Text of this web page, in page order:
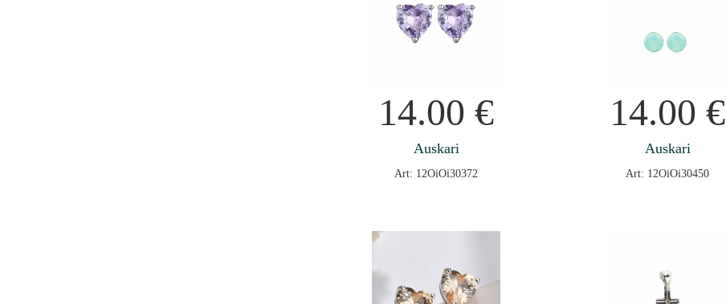
14.00€
Auskari
Art: 12OiOi30372
14.00€
Auskari
Art: 12OiOi30450